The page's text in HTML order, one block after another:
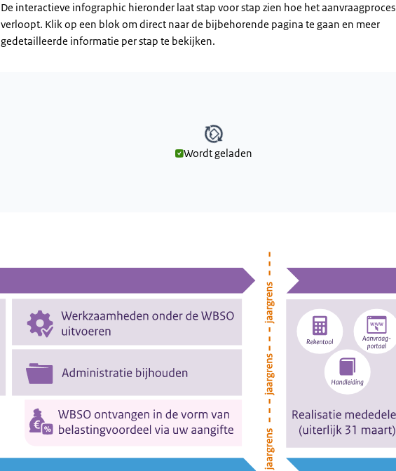
De interactieve infographic hieronder laat stap voor stap zien hoe het aanvraagproces
verloopt. Klik op een blok om direct naar de bijbehorende pagina te gaan en meer
gedetailleerde informatie per stap te bekijken.
Wordt geladen